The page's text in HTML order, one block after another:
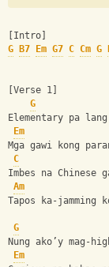
[Intro]
G
B7 Em G7 C Cm G
[Verse 1]
G
Elementary pa
Em
Mga gawi kong
C
Imbes na
Am
Tapos ka-
G
Nung ako’y mag-
Em